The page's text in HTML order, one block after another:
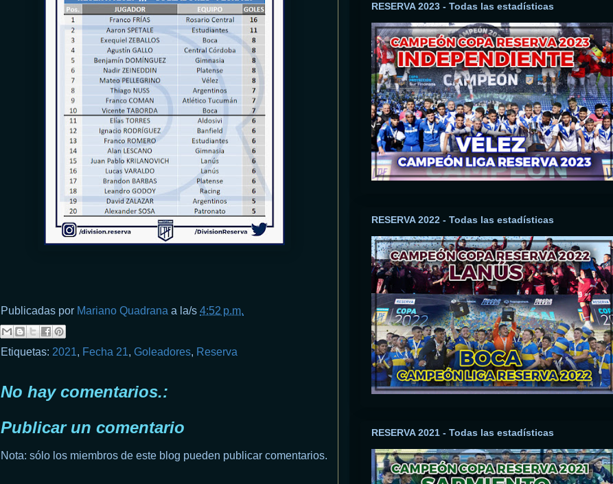
Publicadas por Mariano Quadrana a la/s 4:52 p.m.
Etiquetas: 2021, Fecha 21, Goleadores, Reserva
No hay comentarios.:
Publicar un comentario
Nota: sólo los miembros de este blog pueden publicar comentarios.
RESERVA 2023 - Todas las estadísticas
RESERVA 2022 - Todas las estadísticas
RESERVA 2021 - Todas las estadísticas